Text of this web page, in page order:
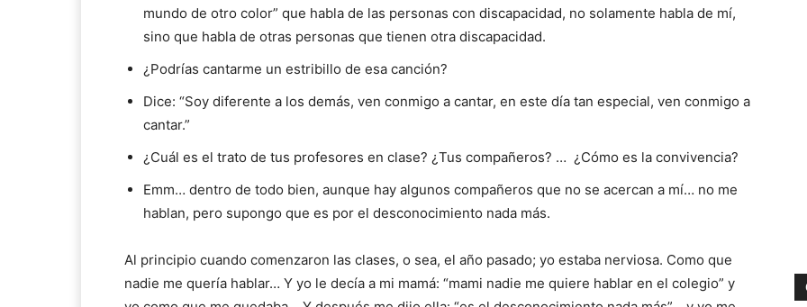
mundo de otro color” que habla de las personas con discapacidad, no solamente habla de mí,
sino que habla de otras personas que tienen otra discapacidad.
¿Podrías cantarme un estribillo de esa canción?
Dice: “Soy diferente a los demás, ven conmigo a cantar, en este día tan especial, ven conmigo a
cantar.”
¿Cuál es el trato de tus profesores en clase? ¿Tus compañeros? … ¿Cómo es la convivencia?
Emm… dentro de todo bien, aunque hay algunos compañeros que no se acercan a mí… no me
hablan, pero supongo que es por el desconocimiento nada más.
Al principio cuando comenzaron las clases, o sea, el año pasado; yo estaba nerviosa. Como que
nadie me quería hablar… Y yo le decía a mi mamá: “mami nadie me quiere hablar en el colegio” y